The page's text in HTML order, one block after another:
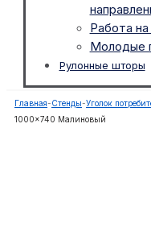
Работа
Молодые
Рулонные шторы
Главная-Стенды-Уголок
1000×740 Малиновый